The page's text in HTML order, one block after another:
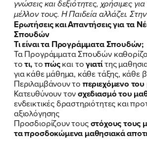
γνώσεις και δεξιότητες, χρήσιμες
μέλλον τους. Η Παιδεία αλλάζει.
Ερωτήσεις και Απαντήσεις για τα
Σπουδών
Τι είναι τα Προγράμματα Σπουδών;
Τα Προγράμματα Σπουδών
τοτι,τοπώςκαι τογιατίτης
για κάθε μάθημα, κάθε τάξης, κάθε
Περιλαμβάνουν το περιεχόμενο
Κατευθύνουν τονσχεδιασμό του
ενδεικτικές δραστηριότητες και
αξιολόγησης
Προσδιορίζουν τουςστόχους τους
τα προσδοκώμενα μαθησιακά